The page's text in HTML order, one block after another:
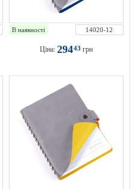
В наявності 14020-12
Ціна: 29443 грн